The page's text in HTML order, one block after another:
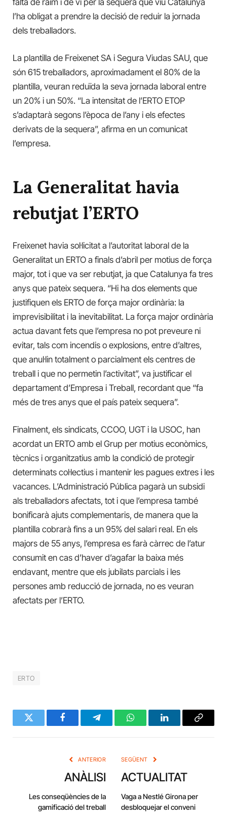
l’ha obligat a prendre la decisió de reduir la jornada
dels treballadors.
La plantilla de Freixenet SA i Segura Viudas SAU, que
són 615 treballadors, aproximadament el 80% de la
plantilla, veuran reduïda la seva jornada laboral entre
un 20% i un 50%. “La intensitat de l’ERTO ETOP
s’adaptarà segons l’època de l’any i els efectes
derivats de la sequera”, afirma en un comunicat
l’empresa.
La Generalitat havia
rebutjat l’ERTO
Freixenet havia sol·licitat a l’autoritat laboral de la
Generalitat un ERTO a finals d’abril per motius de força
major, tot i que va ser rebutjat, ja que Catalunya fa tres
anys que pateix sequera. “Hi ha dos elements que
justifiquen els ERTO de força major ordinària: la
imprevisibilitat i la inevitabilitat. La força major ordinària
actua davant fets que l’empresa no pot preveure ni
evitar, tals com incendis o explosions, entre d’altres,
que anul·lin totalment o parcialment els centres de
treball i que no permetin l’activitat”, va justificar el
departament d’Empresa i Treball, recordant que “fa
més de tres anys que el país pateix sequera”.
Finalment, els sindicats, CCOO, UGT i la USOC, han
acordat un ERTO amb el Grup per motius econòmics,
tècnics i organitzatius amb la condició de protegir
determinats col·lectius i mantenir les pagues extres i les
vacances. L’Administració Pública pagarà un subsidi
als treballadors afectats, tot i que l’empresa també
bonificarà ajuts complementaris, de manera que la
plantilla cobrarà fins a un 95% del salari real. En els
majors de 55 anys, l’empresa es farà càrrec de l’atur
consumit en cas d’haver d’agafar la baixa més
endavant, mentre que els jubilats parcials i les
persones amb reducció de jornada, no es veuran
afectats per l’ERTO.
ERTO
Twitter FacebookTelegramWhatsAppLinkedInCopy
ANTERIOR
ANÀLISI
Les conseqüències de la
gamificació del treball
SEGÜENT
ACTUALITAT
Vaga a Nestlé Girona per
desbloquejar el conveni